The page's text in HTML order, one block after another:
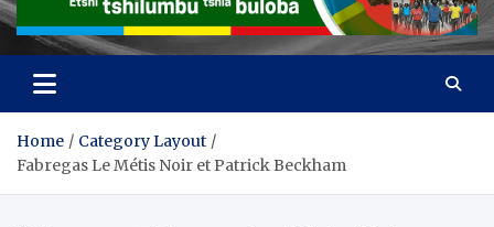
Home
Category Layout
Fabregas Le Métis Noir et Patrick Beckham